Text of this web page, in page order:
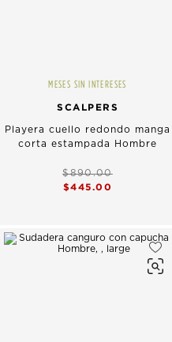
MESES SIN INTERESES
SCALPERS
Playera cuello redondo manga
corta estampada Hombre
$890.00
$445.00